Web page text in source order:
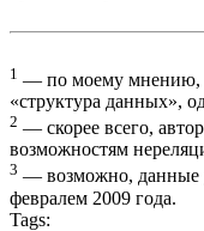
1 — по моему мнению,
«структура данных»,
2 — скорее всего,
возможностям
3 — возможно, данные
февралем 2009 года.
Tags: